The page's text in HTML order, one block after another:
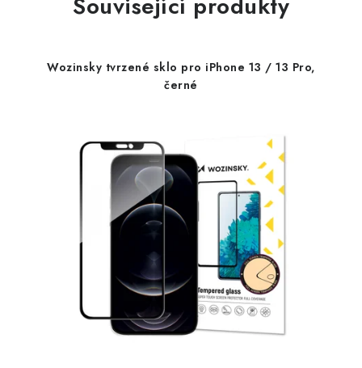
Wozinsky tvrzené sklo pro iPhone 13 / 13 Pro,
černé